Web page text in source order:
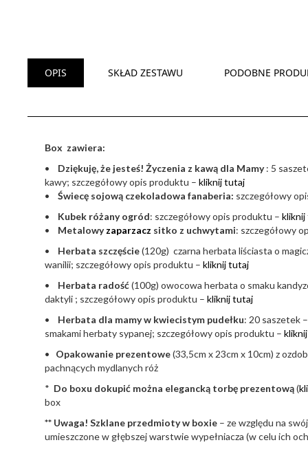
OPIS SKŁAD ZESTAWU PODOBNE
Box zawiera:
• Dziękuję, że jesteś! Życzenia z kawą dla Mamy: 5
kawy; szczegółowy opis produktu –kliknij tutaj
•
Świecę sojową czekoladowa fanaberia: szczegółowy
• Kubek różany ogród: szczegółowy opis produktu –
• Metalowyzaparzacz sitko z uchwytami: szczegółowy
• Herbata szczęście(120g) czarna herbata liściasta o
wanilii; szczegółowy opis produktu –kliknij tutaj
• Herbata radość(100g) owocowa herbata o smaku
daktyli ; szczegółowy opis produktu – kliknij tutaj
• Herbata dla mamy w kwiecistym pudełku: 20 saszetek
smakami herbaty sypanej; szczegółowy opis produktu –
•
Opakowanie prezentowe(33,5cm x 23cm x 10cm) z
pachnących mydlanych róż
* Do boxu dokupić można elegancką torbę prezentową(
box
** Uwaga! Szklane przedmioty w boxie – ze względu na
umieszczone w głębszej warstwie wypełniacza (w celu ich